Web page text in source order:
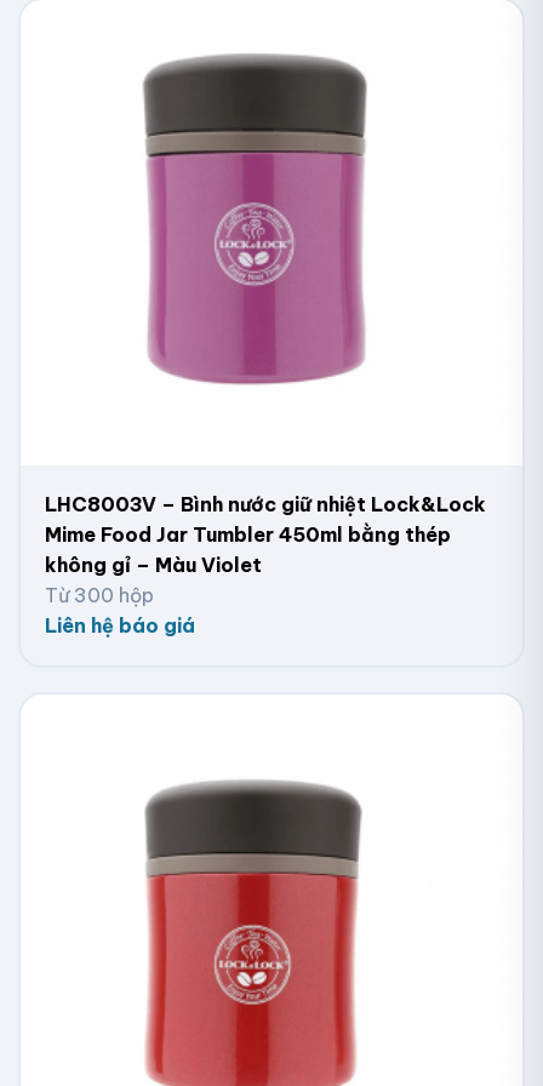
LHC8003V – Bình nước giữ nhiệt Lock&Lock
Mime Food Jar Tumbler 450ml bằng thép
không gỉ – Màu Violet
Từ 300 hộp
Liên hệ báo giá